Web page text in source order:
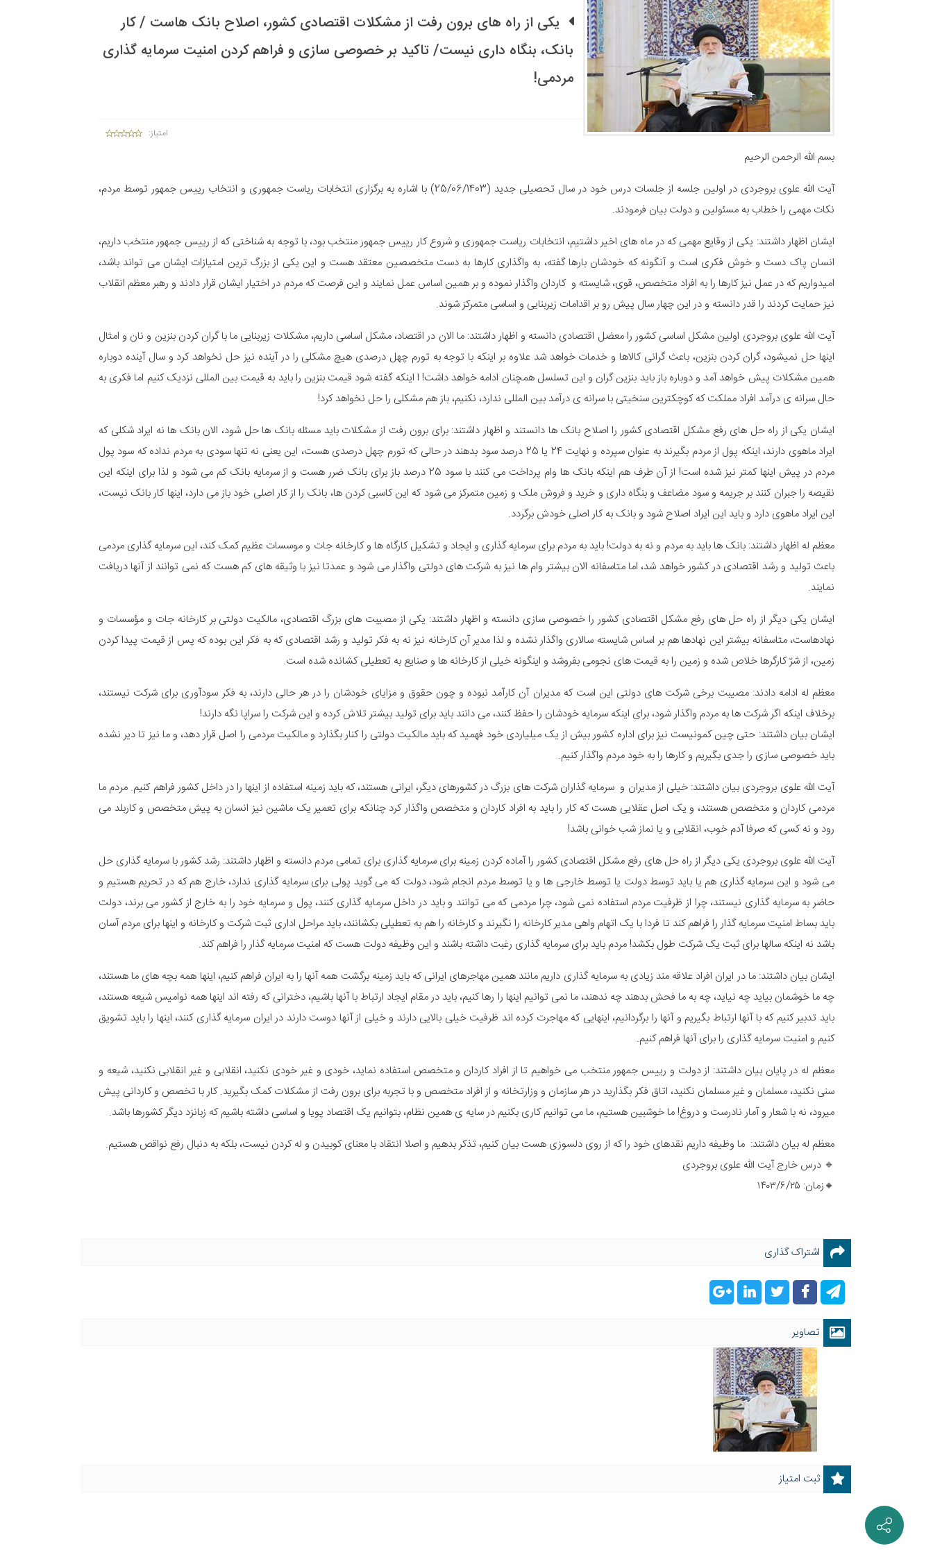
یکی از راه های برون رفت از مشکلات اقتصادی کشور، اصلاح بانک هاست / کار
بانک، بنگاه داری نیست/ تاکید بر خصوصی سازی و فراهم کردن امنیت سرمایه گذاری
مردمی!
امتیاز:
بسم الله الرحمن الرحیم
آیت الله علوی بروجردی در اولین جلسه از جلسات درس خود در سال تحصیلی جدید (25/06/1403) با اشاره به برگزاری انتخابات ریاست جمهوری و انتخاب رییس جمهور توسط مردم،
نکات مهمی را خطاب به مسئولین و دولت بیان فرمودند.
ایشان اظهار داشتند: یکی از وقایع مهمی که در ماه های اخیر داشتیم، انتخابات ریاست جمهوری و شروع کار رییس جمهور منتخب بود، با توجه به شناختی که از رییس جمهور منتخب داریم،
انسان پاک دست و خوش فکری است و آنگونه که خودشان بارها گفته، به واگذاری کارها به دست متخصصین معتقد هست و این یکی از بزرگ ترین امتیازات ایشان می تواند باشد،
امیدواریم که در عمل نیز کارها را به افراد متخصص، قوی، شایسته و کاردان واگذار نموده و بر همین اساس عمل نمایند و این فرصت که مردم در اختیار ایشان قرار دادند و رهبر معظم انقلاب
نیز حمایت کردند را قدر دانسته و در این چهار سال پیش رو بر اقدامات زیربنایی و اساسی متمرکز شوند.
آیت الله علوی بروجردی اولین مشکل اساسی کشور را معضل اقتصادی دانسته و اظهار داشتند: ما الان در اقتصاد، مشکل اساسی داریم، مشکلات زیربنایی ما با گران کردن بنزین و نان و امثال
اینها حل نمیشود، گران کردن بنزین، باعث گرانی کالاها و خدمات خواهد شد علاوه بر اینکه با توجه به تورم چهل درصدی هیچ مشکلی را در آینده نیز حل نخواهد کرد و سال آینده دوباره
همین مشکلات پیش خواهد آمد و دوباره باز باید بنزین گران و این تسلسل همچنان ادامه خواهد داشت! ا اینکه گفته شود قیمت بنزین را باید به قیمت بین المللی نزدیک کنیم اما فکری به
حال سرانه ی درآمد افراد مملکت که کوچکترین سنخیتی با سرانه ی درآمد بین المللی ندارد، نکنیم، باز هم مشکلی را حل نخواهد کرد!
ایشان یکی از راه حل های رفع مشکل اقتصادی کشور را اصلاح بانک ها دانستند و اظهار داشتند: برای برون رفت از مشکلات باید مسئله بانک ها حل شود، الان بانک ها نه ایراد شکلی که
ایراد ماهوی دارند، اینکه پول از مردم بگیرند به عنوان سپرده و نهایت 24 یا 25 درصد سود بدهند در حالی که تورم چهل درصدی هست، این یعنی نه تنها سودی به مردم نداده که سود پول
مردم در پیش اینها کمتر نیز شده است! از آن طرف هم اینکه بانک ها وام پرداخت می کنند با سود 25 درصد باز برای بانک ضرر هست و از سرمایه بانک کم می شود و لذا برای اینکه این
نقیصه را جبران کنند بر جریمه و سود مضاعف و بنگاه داری و خرید و فروش ملک و زمین متمرکز می شود که این کاسبی کردن ها، بانک را از کار اصلی خود باز می دارد، اینها کار بانک نیست،
این ایراد ماهوی دارد و باید این ایراد اصلاح شود و بانک به کار اصلی خودش برگردد.
معظم له اظهار داشتند: بانک ها باید به مردم و نه به دولت! باید به مردم برای سرمایه گذاری و ایجاد و تشکیل کارگاه ها و کارخانه جات و موسسات عظیم کمک کند، این سرمایه گذاری مردمی
باعث تولید و رشد اقتصادی در کشور خواهد شد، اما متاسفانه الان بیشتر وام ها نیز به شرکت های دولتی واگذار می شود و عمدتا نیز با وثیقه های کم هست که نمی توانند از آنها دریافت
نمایند.
ایشان یکی دیگر از راه حل های رفع مشکل اقتصادی کشور را خصوصی سازی دانسته و اظهار داشتند: یکی از مصیبت های بزرگ اقتصادی، مالکیت دولتی بر کارخانه جات و مؤسسات و
نهادهاست، متاسفانه بیشتر این نهادها هم بر اساس شایسته سالاری واگذار نشده و لذا مدیر آن کارخانه نیز نه به فکر تولید و رشد اقتصادی که به فکر این بوده که پس از قیمت پیدا کردن
زمین، از شرّ کارگرها خلاص شده و زمین را به قیمت های نجومی بفروشد و اینگونه خیلی از کارخانه ها و صنایع به تعطیلی کشانده شده است.
معظم له ادامه دادند: مصیبت برخی شرکت های دولتی این است که مدیران آن کارآمد نبوده و چون حقوق و مزایای خودشان را در هر حالی دارند، به فکر سودآوری برای شرکت نیستند،
برخلاف اینکه اگر شرکت ها به مردم واگذار شود، برای اینکه سرمایه خودشان را حفظ کنند، می دانند باید برای تولید بیشتر تلاش کرده و این شرکت را سراپا نگه دارند!
ایشان بیان داشتند: حتی چین کمونیست نیز برای اداره کشور بیش از یک میلیاردی خود فهمید که باید مالکیت دولتی را کنار بگذارد و مالکیت مردمی را اصل قرار دهد، و ما نیز تا دیر نشده
باید خصوصی سازی را جدی بگیریم و کارها را به خود مردم واگذار کنیم.
آیت الله علوی بروجردی بیان داشتند: خیلی از مدیران و سرمایه گذاران شرکت های بزرگ در کشورهای دیگر، ایرانی هستند، که باید زمینه استفاده از اینها را در داخل کشور فراهم کنیم. مردم ما
مردمی کاردان و متخصص هستند، و یک اصل عقلایی هست که کار را باید به افراد کاردان و متخصص واگذار کرد چنانکه برای تعمیر یک ماشین نیز انسان به پیش متخصص و کاربلد می
رود و نه کسی که صرفا آدم خوب، انقلابی و یا نماز شب خوانی باشد!
آیت الله علوی بروجردی یکی دیگر از راه حل های رفع مشکل اقتصادی کشور را آماده کردن زمینه برای سرمایه گذاری برای تمامی مردم دانسته و اظهار داشتند: رشد کشور با سرمایه گذاری حل
می شود و این سرمایه گذاری هم یا باید توسط دولت یا توسط خارجی ها و یا توسط مردم انجام شود، دولت که می گوید پولی برای سرمایه گذاری ندارد، خارج هم که در تحریم هستیم و
حاضر به سرمایه گذاری نیستند، چرا از ظرفیت مردم استفاده نمی شود، چرا مردمی که می توانند و باید در داخل سرمایه گذاری کنند، پول و سرمایه خود را به خارج از کشور می برند، دولت
باید بساط امنیت سرمایه گذار را فراهم کند تا فردا با یک اتهام واهی مدیر کارخانه را نگیرند و کارخانه را هم به تعطیلی بکشانند، باید مراحل اداری ثبت شرکت و کارخانه و اینها برای مردم آسان
باشد نه اینکه سالها برای ثبت یک شرکت طول بکشد! مردم باید برای سرمایه گذاری رغبت داشته باشند و این وظیفه دولت هست که امنیت سرمایه گذار را فراهم کند.
ایشان بیان داشتند: ما در ایران افراد علاقه مند زیادی به سرمایه گذاری داریم مانند همین مهاجرهای ایرانی که باید زمینه برگشت همه آنها را به ایران فراهم کنیم، اینها همه بچه های ما هستند،
چه ما خوشمان بیاید چه نیاید، چه به ما فحش بدهند چه ندهند، ما نمی توانیم اینها را رها کنیم، باید در مقام ایجاد ارتباط با آنها باشیم، دخترانی که رفته اند اینها همه نوامیس شیعه هستند،
باید تدبیر کنیم که با آنها ارتباط بگیریم و آنها را برگردانیم، اینهایی که مهاجرت کرده اند ظرفیت خیلی بالایی دارند و خیلی از آنها دوست دارند در ایران سرمایه گذاری کنند، اینها را باید تشویق
کنیم و امنیت سرمایه گذاری را برای آنها فراهم کنیم.
معظم له در پایان بیان داشتند: از دولت و رییس جمهور منتخب می خواهیم تا از افراد کاردان و متخصص استفاده نماید، خودی و غیر خودی نکنید، انقلابی و غیر انقلابی نکنید، شیعه و
سنی نکنید، مسلمان و غیر مسلمان نکنید، اتاق فکر بگذارید در هر سازمان و وزارتخانه و از افراد متخصص و با تجربه برای برون رفت از مشکلات کمک بگیرید. کار با تخصص و کاردانی پیش
میرود، نه با شعار و آمار نادرست و دروغ! ما خوشبین هستیم، ما می توانیم کاری بکنیم در سایه ی همین نظام، بتوانیم یک اقتصاد پویا و اساسی داشته باشیم که زبانزد دیگر کشورها باشد.
معظم له بیان داشتند: ما وظیفه داریم نقدهای خود را که از روی دلسوزی هست بیان کنیم، تذکر بدهیم و اصلا انتقاد با معنای کوبیدن و له کردن نیست، بلکه به دنبال رفع نواقص هستیم.
🔹 درس خارج آیت الله علوی بروجردی
🔸زمان: ۱۴۰۳/۶/۲۵
اشتراک گذاری
تصاویر
ثبت امتیاز